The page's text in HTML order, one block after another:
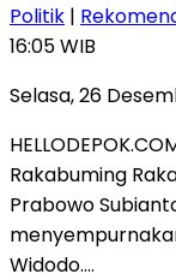
Politik |
16:05 WIB
Selasa, 26
Rakabuming
Prabowo
Widodo….